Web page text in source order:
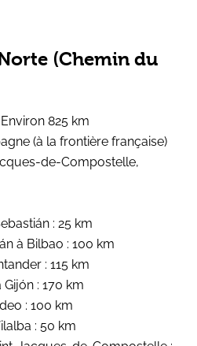
(Chemin du
Environ 825 km
(à la frontière française)
de-Compostelle,
: 25 km
à Bilbao : 100 km
: 115 km
: 170 km
: 100 km
: 50 km